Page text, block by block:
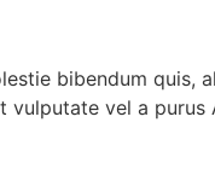
bibendum quis,
vulputate vel a purus